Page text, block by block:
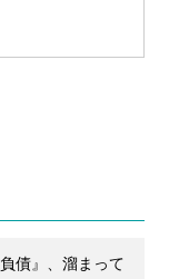
債』、溜まって